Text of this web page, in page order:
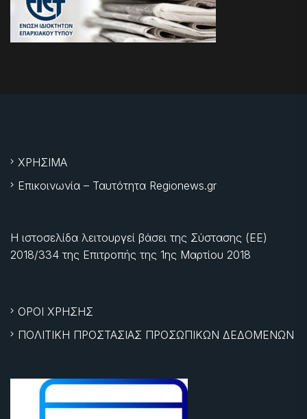
ΧΡΗΣΙΜΑ
Επικοινωνία – Ταυτότητα Regionews.gr
Η ιστοσελίδα λειτουργεί βάσει της Σύστασης (ΕΕ)
2018/334 της Επιτροπής της 1ης Μαρτίου 2018
ΟΡΟΙ ΧΡΗΣΗΣ
ΠΟΛΙΤΙΚΗ ΠΡΟΣΤΑΣΙΑΣ ΠΡΟΣΩΠΙΚΩΝ ΔΕΔΟΜΕΝΩΝ